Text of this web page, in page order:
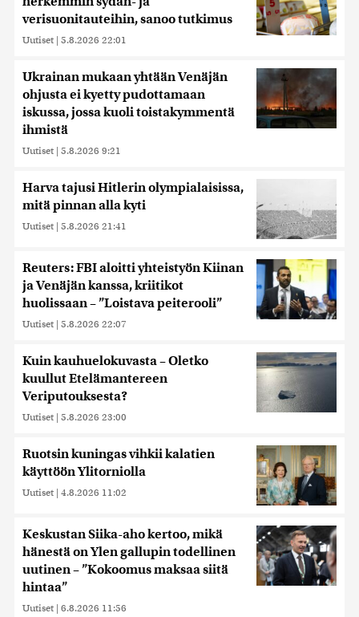
verisuonitauteihin, sanoo tutkimus
Uutiset | 5.8.2026 22:01
Ukrainan mukaan yhtään Venäjän
ohjusta ei kyetty pudottamaan
iskussa, jossa kuoli toistakymmentä
ihmistä
Uutiset | 5.8.2026 9:21
Harva tajusi Hitlerin olympialaisissa,
mitä pinnan alla kyti
Uutiset | 5.8.2026 21:41
Reuters: FBI aloitti yhteistyön Kiinan
ja Venäjän kanssa, kriitikot
huolissaan – ”Loistava peiterooli”
Uutiset | 5.8.2026 22:07
Kuin kauhuelokuvasta – Oletko
kuullut Etelämantereen
Veriputouksesta?
Uutiset | 5.8.2026 23:00
Ruotsin kuningas vihkii kalatien
käyttöön Ylitorniolla
Uutiset | 4.8.2026 11:02
Keskustan Siika-aho kertoo, mikä
hänestä on Ylen gallupin todellinen
uutinen – ”Kokoomus maksaa siitä
hintaa”
Uutiset | 6.8.2026 11:56